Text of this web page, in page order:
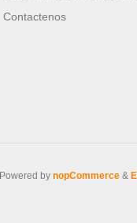
Contactenos
Powered by nopCommerce &